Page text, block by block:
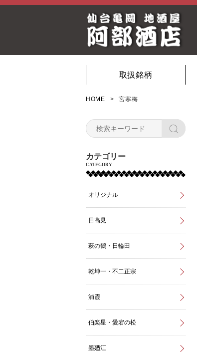
取扱銘柄
HOME 宮寒梅
カテゴリー
CATEGORY
オリジナル
日高見
萩の鶴・日輪田
乾坤一・不二正宗
浦霞
伯楽星・愛宕の松
墨廼江